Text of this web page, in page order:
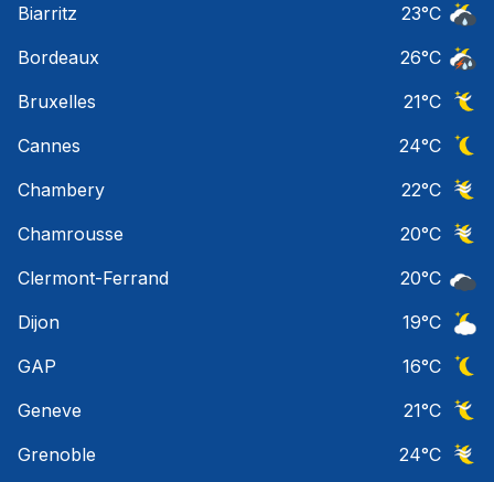
Biarritz
23°C
Bordeaux
26°C
Bruxelles
21°C
Cannes
24°C
Chambery
22°C
Chamrousse
20°C
Clermont-Ferrand
20°C
Dijon
19°C
GAP
16°C
Geneve
21°C
Grenoble
24°C